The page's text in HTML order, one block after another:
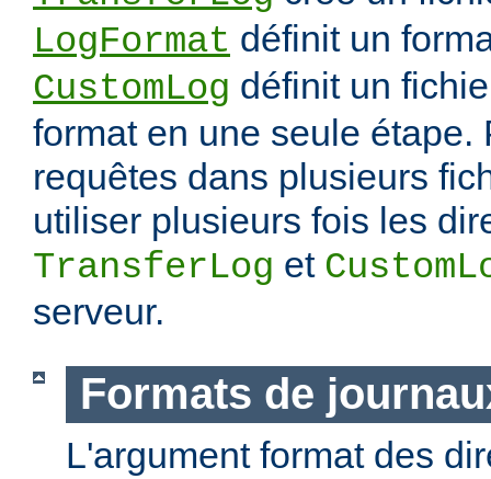
LogFormat définit un
CustomLog définit un
format en une seule étape.
requêtes dans plusieurs
utiliser plusieurs fois les
TransferLog et
serveur.
Formats de
L'argument format des